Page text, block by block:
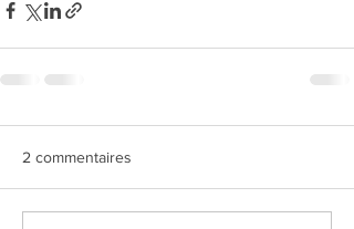
2 commentaires